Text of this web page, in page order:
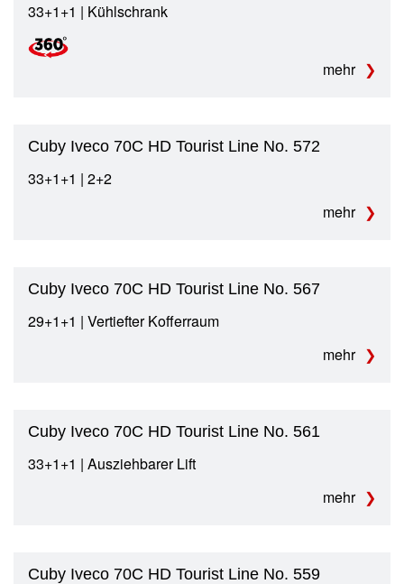
33+1+1 | Kühlschrank
mehr
Cuby Iveco 70C HD Tourist Line No. 572
33+1+1 | 2+2
mehr
Cuby Iveco 70C HD Tourist Line No. 567
29+1+1 | Vertiefter Kofferraum
mehr
Cuby Iveco 70C HD Tourist Line No. 561
33+1+1 | Ausziehbarer Lift
mehr
Cuby Iveco 70C HD Tourist Line No. 559